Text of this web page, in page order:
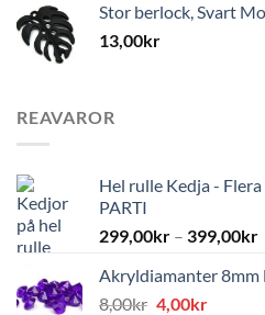
Stor berlock, Svart
13,00kr
REAVAROR
Hel rulle Kedja -
PARTI
299,00kr – 399,00kr
Akryldiamanter 8mm
8,00kr Det
4,00krDet